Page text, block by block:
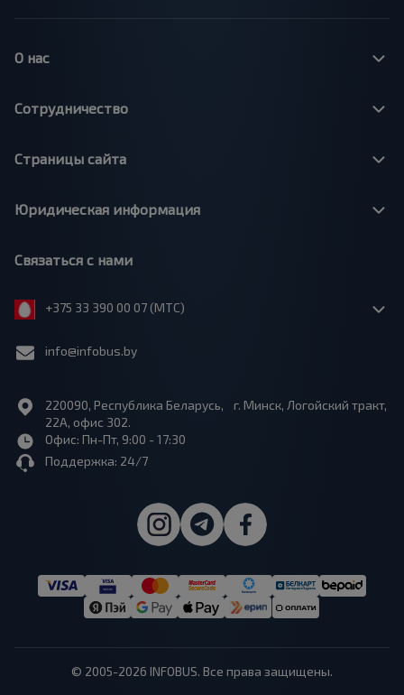
О нас
Сотрудничество
Страницы сайта
Юридическая информация
Связаться с нами
+375 33 390 00 07 (МТС)
info@infobus.by
220090, Республика Беларусь, г. Минск, Логойский тракт,
22А, офис 302.
Офис: Пн-Пт, 9:00 - 17:30
Поддержка: 24/7
© 2005-2026 INFOBUS. Все права защищены.